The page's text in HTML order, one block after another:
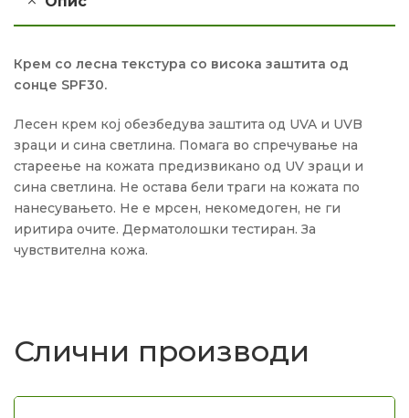
Крем со лесна текстура со висока заштита од
сонце SPF30.
Лесен крем кој обезбедува заштита од UVA и UVB
зраци и сина светлина. Помага во спречување на
стареење на кожата предизвикано од UV зраци и
сина светлина. Не остава бели траги на кожата по
нанесувањето. Не е мрсен, некомедоген, не ги
иритира очите. Дерматолошки тестиран. За
чувствителна кожа.
Слични производи